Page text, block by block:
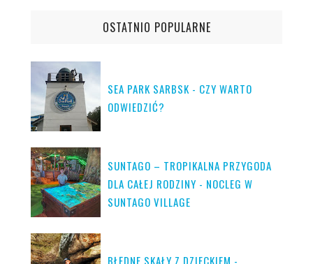
OSTATNIO POPULARNE
SEA PARK SARBSK - CZY WARTO
ODWIEDZIĆ?
SUNTAGO – TROPIKALNA PRZYGODA
DLA CAŁEJ RODZINY - NOCLEG W
SUNTAGO VILLAGE
BŁĘDNE SKAŁY Z DZIECKIEM -